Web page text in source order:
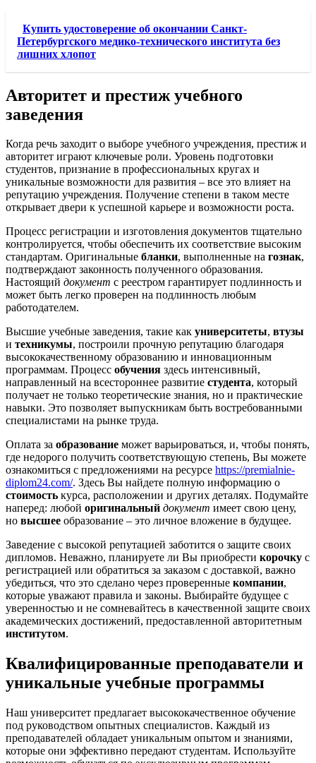
Купить удостоверение об окончании Санкт-
Петербургского медико-технического института без
лишних хлопот
Авторитет и престиж учебного
заведения
Когда речь заходит о выборе учебного учреждения, престиж и
авторитет играют ключевые роли. Уровень подготовки
студентов, признание в профессиональных кругах и
уникальные возможности для развития – все это влияет на
репутацию учреждения. Получение степени в таком месте
открывает двери к успешной карьере и возможности роста.
Процесс регистрации и изготовления документов тщательно
контролируется, чтобы обеспечить их соответствие высоким
стандартам. Оригинальные бланки, выполненные на гознак,
подтверждают законность полученного образования.
Настоящий документ с реестром гарантирует подлинность и
может быть легко проверен на подлинность любым
работодателем.
Высшие учебные заведения, такие как университеты, втузы
и техникумы, построили прочную репутацию благодаря
высококачественному образованию и инновационным
программам. Процесс обучения здесь интенсивный,
направленный на всестороннее развитие студента, который
получает не только теоретические знания, но и практические
навыки. Это позволяет выпускникам быть востребованными
специалистами на рынке труда.
Оплата за образование может варьироваться, и, чтобы понять,
где недорого получить соответствующую степень, Вы можете
ознакомиться с предложениями на ресурсе https://premialnie-
diplom24.com/. Здесь Вы найдете полную информацию о
стоимость курса, расположении и других деталях. Подумайте
наперед: любой оригинальный документ имеет свою цену,
но высшее образование – это личное вложение в будущее.
Заведение с высокой репутацией заботится о защите своих
дипломов. Неважно, планируете ли Вы приобрести корочку с
регистрацией или обратиться за заказом с доставкой, важно
убедиться, что это сделано через проверенные компании,
которые уважают правила и законы. Выбирайте будущее с
уверенностью и не сомневайтесь в качественной защите своих
академических достижений, предоставленной авторитетным
институтом.
Квалифицированные преподаватели и
уникальные учебные программы
Наш университет предлагает высококачественное обучение
под руководством опытных специалистов. Каждый из
преподавателей обладает уникальным опытом и знаниями,
которые они эффективно передают студентам. Используйте